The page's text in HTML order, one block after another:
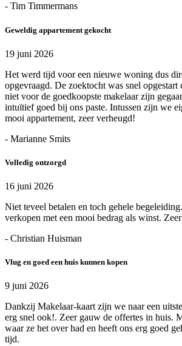
- Tim Timmermans
Geweldig appartement gekocht
19 juni 2026
Het werd tijd voor een nieuwe woning dus
opgevraagd. De zoektocht was snel
niet voor de goedkoopste makelaar zijn
intuïtief goed bij ons paste. Intussen zijn we
mooi appartement, zeer verheugd!
- Marianne Smits
Volledig ontzorgd
16 juni 2026
Niet teveel betalen en toch gehele
verkopen met een mooi bedrag als winst.
- Christian Huisman
Vlug en goed een huis kunnen kopen
9 juni 2026
Dankzij Makelaar-kaart zijn we naar een
erg snel ook!. Zeer gauw de offertes in huis.
waar ze het over had en heeft ons erg goed
tijd.